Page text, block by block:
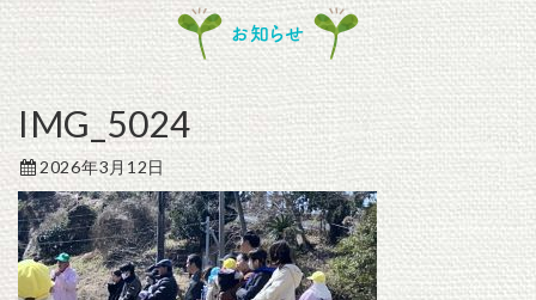
お知らせ
IMG_5024
2026年3月12日